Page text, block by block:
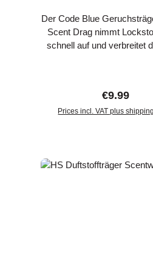
Der Code Blue
Scent Drag nimmt
schnell auf und verbreitet
werden ohne mit
Gerüchen in Kontakt zu
Regular
€9.99
Prices incl. VAT plus